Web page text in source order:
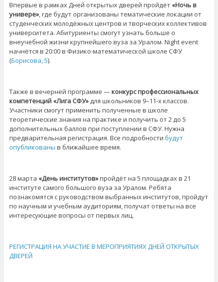
Впервые в рамках Дней открытых дверей пройдёт «Ночь в
универе», где будут организованы тематические локации от
студенческих молодёжных центров и творческих коллективов
университета. Абитуриенты смогут узнать больше о
внеучебной жизни крупнейшего вуза за Уралом. Night event
начнётся в 20:00 в Физико-математической школе СФУ
(Борисова, 5).
Также в вечерней программе —конкурс профессиональных
компетенций «Лига СФУ»для школьников 9–11-х классов.
Участники смогут применить полученные в школе
теоретические знания на практике и получить от 2 до 5
дополнительных баллов при поступлении в СФУ. Нужна
предварительная регистрация. Все подробности будут
опубликованы в ближайшее время.
28 марта «День институтов»пройдёт на 5 площадках в 21
институте самого большого вуза за Уралом. Ребята
познакомятся с руководством выбранных институтов, пройдут
по научным и учебным аудиториям, получат ответы на все
интересующие вопросы от первых лиц.
РЕГИСТРАЦИЯ НА УЧАСТИЕ В МЕРОПРИЯТИЯХ ДНЕЙ ОТКРЫТЫХ
ДВЕРЕЙ